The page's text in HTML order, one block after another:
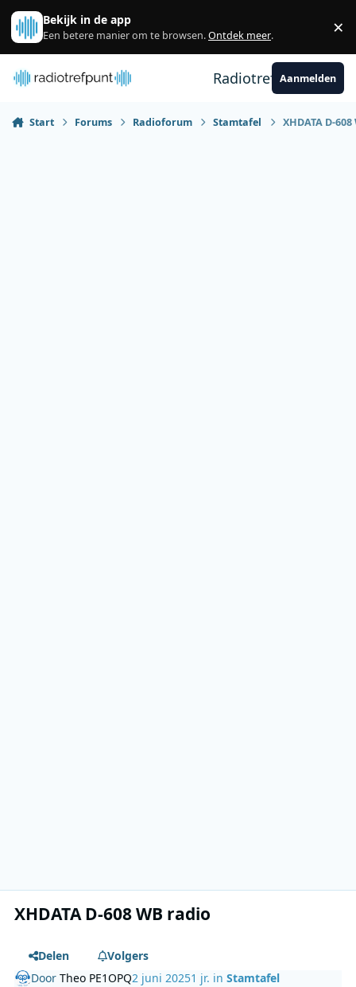
Spring naar bijdragen
Bekijk in de app
Een betere manier om te browsen.Ontdek meer. ×
RadiotrefpuntAanmelden
Start Forums Radioforum Stamtafel XHDATA D-
XHDATA D-608 WB radio
Delen
Volgers
DoorTheo PE1OPQ2 juni 20251 jr. inStamtafel